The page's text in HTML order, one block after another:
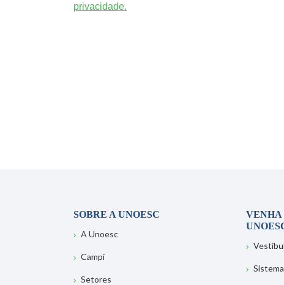
privacidade.
SOBRE A UNOESC
A Unoesc
Campi
Setores
VENHA